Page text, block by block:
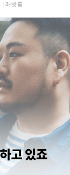
래빗홀